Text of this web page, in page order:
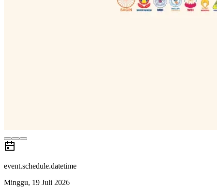
event.schedule.datetime
Minggu, 19 Juli 2026